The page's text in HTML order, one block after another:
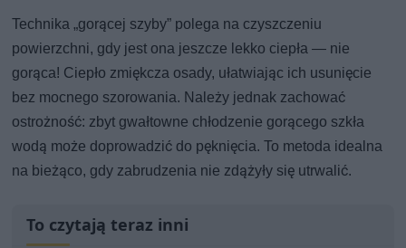
Technika „gorącej szyby” polega na czyszczeniu
powierzchni, gdy jest ona jeszcze lekko ciepła — nie
gorąca! Ciepło zmiękcza osady, ułatwiając ich usunięcie
bez mocnego szorowania. Należy jednak zachować
ostrożność: zbyt gwałtowne chłodzenie gorącego szkła
wodą może doprowadzić do pęknięcia. To metoda idealna
na bieżąco, gdy zabrudzenia nie zdążyły się utrwalić.
To czytają teraz inni